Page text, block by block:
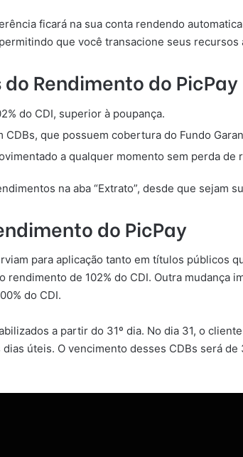
ficará na sua conta rendendo
que você transacione seus recursos
Rendimento do PicPay
do CDI, superior à poupança.
CDBs, que possuem cobertura do Fundo
a qualquer momento sem perda de
na aba “Extrato”, desde que sejam
do PicPay
para aplicação tanto em títulos públicos
rendimento de 102% do CDI. Outra
do CDI.
a partir do 31º dia. No dia 31, o
úteis. O vencimento desses CDBs será